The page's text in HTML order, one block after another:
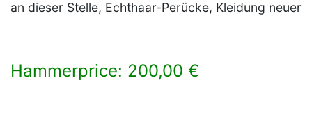
an dieser Stelle, Echthaar-Perücke, Kleidung neuer
Hammerprice: 200,00 €